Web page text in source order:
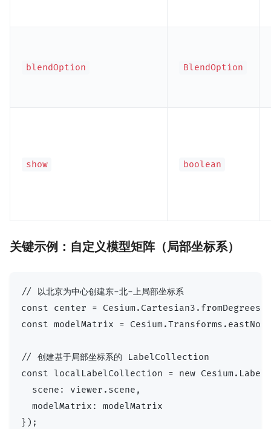
blendOption BlendOption
show boolean
关键示例：自定义模型矩阵（局部坐标系）
// 以北京为中心创建东-北-上局部坐标系
const center =
const modelMatrix =
// 创建基于局部坐标系的 LabelCollection
const localLabelCollection = new
  scene: viewer.scene,
  modelMatrix: modelMatrix
});